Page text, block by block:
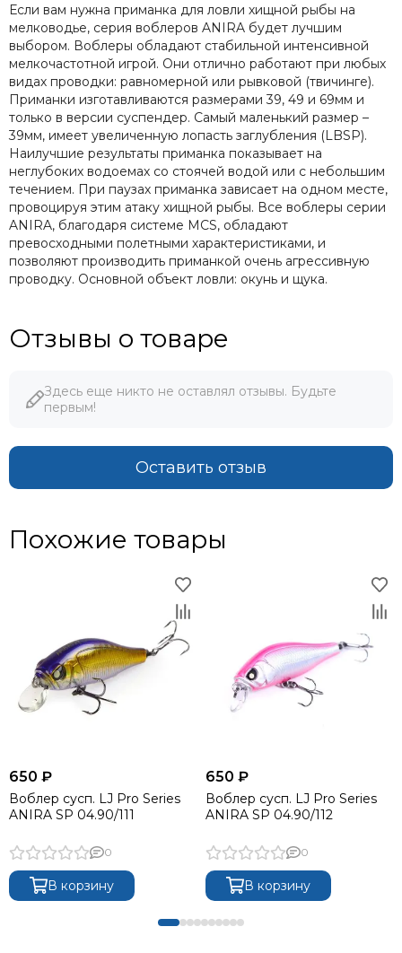
Если вам нужна приманка для ловли хищной рыбы на
мелководье, серия воблеров ANIRA будет лучшим
выбором. Воблеры обладают стабильной интенсивной
мелкочастотной игрой. Они отлично работают при любых
видах проводки: равномерной или рывковой (твичинге).
Приманки изготавливаются размерами 39, 49 и 69мм и
только в версии суспендер. Самый маленький размер –
39мм, имеет увеличенную лопасть заглубления (LBSP).
Наилучшие результаты приманка показывает на
неглубоких водоемах со стоячей водой или с небольшим
течением. При паузах приманка зависает на одном месте,
провоцируя этим атаку хищной рыбы. Все воблеры серии
ANIRA, благодаря системе MCS, обладают
превосходными полетными характеристиками, и
позволяют производить приманкой очень агрессивную
проводку. Основной объект ловли: окунь и щука.
Отзывы о товаре
Здесь еще никто не оставлял отзывы. Будьте
первым!
Оставить отзыв
Похожие товары
650 ₽
Воблер сусп. LJ Pro Series
ANIRA SP 04.90/111
0
В корзину
650 ₽
Воблер сусп. LJ Pro Series
ANIRA SP 04.90/112
0
В корзину